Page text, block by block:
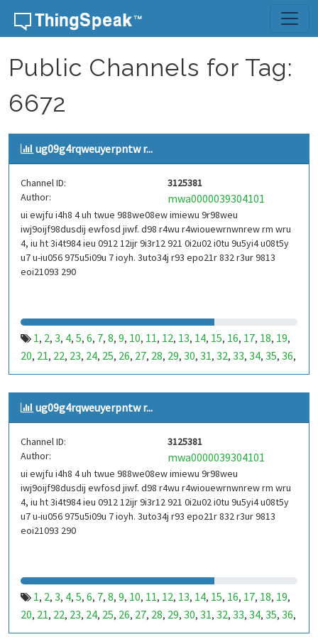
Skip to content
Public Channels for Tag:
6672
ug09g4rqweuyerpntw r...
Channel ID:
3125381
Author:
mwa0000039304101
ui ewjfu i4h8 4 uh twue 988we08ew imiewu 9r98weu
iwj9oijf98dusdij ewfosd jiwf. d98 r4wu r4wiouewrnwnrew rm wru
4, iu ht 3i4t984 ieu 0912 12ijr 9i3r12 921 0i2u02 i0tu 9u5yi4 u08t5y
u7 u-iu056 975u5i09u 7 ioyh. 3uto34j r93 epo21r 832 r3ur 9813
eoi21093 290
1, 2, 3, 4, 5, 6, 7, 8, 9, 10, 11, 12, 13, 14, 15, 16, 17, 18, 19,
20, 21, 22, 23, 24, 25, 26, 27, 28, 29, 30, 31, 32, 33, 34, 35, 36,
37,38,39,40,41,42,43,44,45,46,47,48,49,50,51,52,53,
99,100,101,102,103,104,105,106,107,108,109,110,
111,112,113,114,115,116,
123,124,125,126,127,128,129,130,131,132,133,134,
135,136,137 141,142,143
147,148 153,154,155,156,157,158
159,160,161,162,163,164,165 ,166,167,168,
171 ,172,173 ,174,175,176,177,178,179 ,180,181 ,182,
183,184,185,186, 187,188,189 ,190,191,192,193,194
195,196 ,197
231,232,233,234,235,236,237,238,239,
243, 244, 245, 246, 247,248,249,250 ,251,252, 253 ,254,
255 ,256,257, 258,259,260,261,262,263 ,264,265 , 266
ug09g4rqweuyerpntw r...
Channel ID:
3125381
Author:
mwa0000039304101
ui ewjfu i4h8 4 uh twue 988we08ew imiewu 9r98weu
iwj9oijf98dusdij ewfosd jiwf. d98 r4wu r4wiouewrnwnrew rm wru
4, iu ht 3i4t984 ieu 0912 12ijr 9i3r12 921 0i2u02 i0tu 9u5yi4 u08t5y
u7 u-iu056 975u5i09u 7 ioyh. 3uto34j r93 epo21r 832 r3ur 9813
eoi21093 290
1, 2, 3, 4, 5, 6, 7, 8, 9, 10, 11, 12, 13, 14, 15, 16, 17, 18, 19,
20, 21, 22, 23, 24, 25, 26, 27, 28, 29, 30, 31, 32, 33, 34, 35, 36,
37,38,39,40,41,42,43,44,45,46,47,48,49,50,51,52,53,